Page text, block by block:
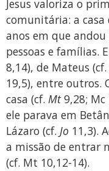
Jesus valoriza o
comunitária: a
anos em que
pessoas e famílias.
8,14), de Mateus (cf.
19,5), entre outros.
casa (cf. Mt9,28; Mc
ele parava em
Lázaro (cf. Jo 11,3).
a missão de entrar
(cf. Mt 10,12-14).